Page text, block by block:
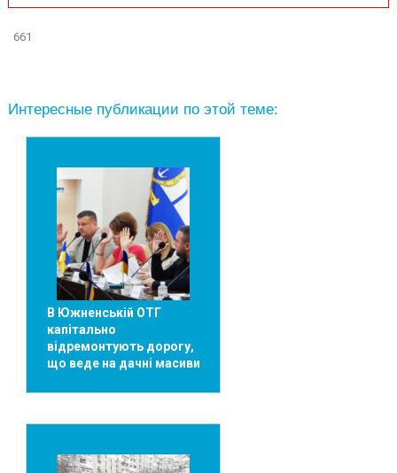
661
Интересные публикации по этой теме:
В Южненській ОТГ
капітально
відремонтують дорогу,
що веде на дачні масиви